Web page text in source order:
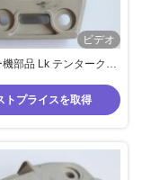
ビデオ
機部品 Lk テンタークリ
ニウム 標準サイズ
トプライスを取得